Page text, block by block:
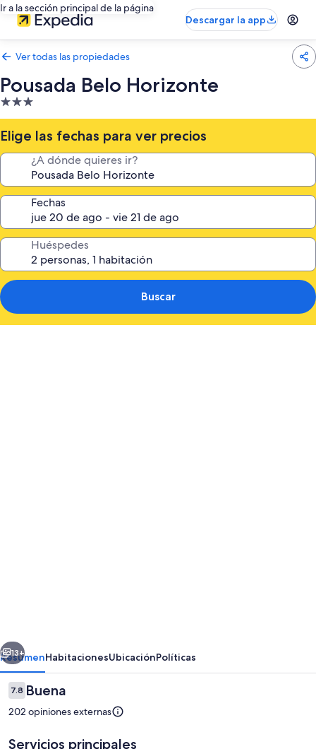
Ir a la sección principal de la página
Descargar la app
Ver todas las propiedades
Pousada Belo Horizonte
Propiedad
de
3.0
estrellas
Elige las fechas para ver precios
¿A dónde quieres ir?
Fechas
Huéspedes
Buscar
Siguiente
13+
ResumenHabitacionesUbicaciónPolíticas
Opiniones
7.87.8 de 10,
Buena
202 opiniones externas
Servicios principales